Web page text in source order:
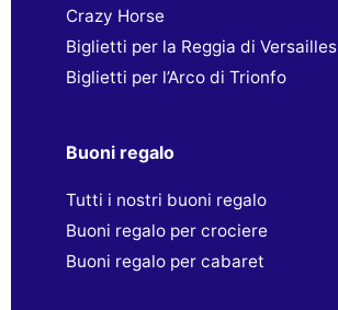
Crazy Horse
Biglietti per la Reggia di Versailles
Biglietti per l’Arco di Trionfo
Buoni regalo
Tutti i nostri buoni regalo
Buoni regalo per crociere
Buoni regalo per cabaret